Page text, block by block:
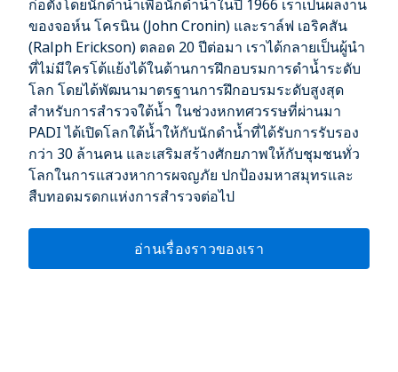
ก่อตั้งโดยนักดำน้ำเพื่อนักดำน้ำในปี 1966 เราเป็นผลงาน
ของจอห์น โครนิน (John Cronin) และราล์ฟ เอริคสัน
(Ralph Erickson) ตลอด 20 ปีต่อมา เราได้กลายเป็นผู้นำ
ที่ไม่มีใครโต้แย้งได้ในด้านการฝึกอบรมการดำน้ำระดับ
โลก โดยได้พัฒนามาตรฐานการฝึกอบรมระดับสูงสุด
สำหรับการสำรวจใต้น้ำ ในช่วงหกทศวรรษที่ผ่านมา
PADI ได้เปิดโลกใต้น้ำให้กับนักดำน้ำที่ได้รับการรับรอง
กว่า 30 ล้านคน และเสริมสร้างศักยภาพให้กับชุมชนทั่ว
โลกในการแสวงหาการผจญภัย ปกป้องมหาสมุทรและ
สืบทอดมรดกแห่งการสำรวจต่อไป
อ่านเรื่องราวของเรา